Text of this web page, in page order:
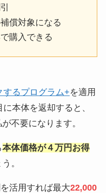
償対象になる
購入できる
するプログラム+を適用
本体を返却すると、
不要になります。
本体価格が４万円お得
。
活用すれば最大22,000